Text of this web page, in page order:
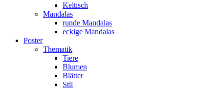
Keltisch
Mandalas
runde Mandalas
eckige Mandalas
Poster
Thematik
Tiere
Blumen
Blätter
Stil